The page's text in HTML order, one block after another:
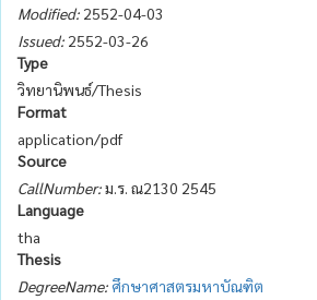
Modified: 2552-04-03
Issued: 2552-03-26
Type
วิทยานิพนธ์/Thesis
Format
application/pdf
Source
CallNumber:ม.ร. ณ2130 2545
Language
tha
Thesis
DegreeName: ศึกษาศาสตรมหาบัณฑิต